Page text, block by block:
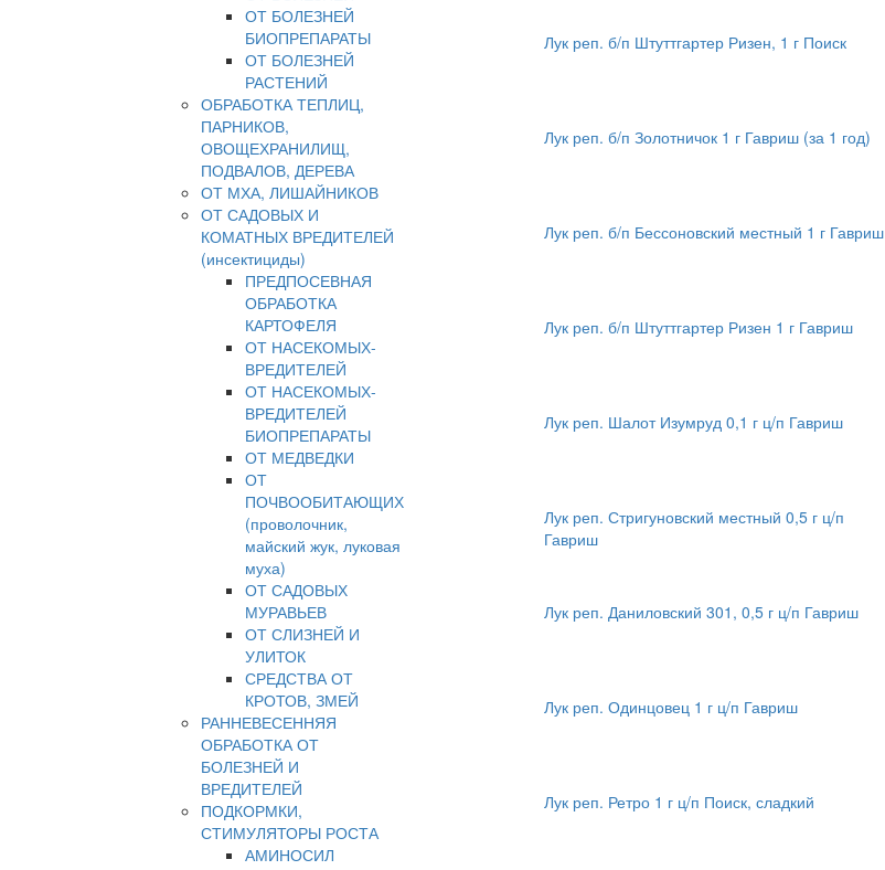
ОТ БОЛЕЗНЕЙ
БИОПРЕПАРАТЫ
ОТ БОЛЕЗНЕЙ
РАСТЕНИЙ
ОБРАБОТКА ТЕПЛИЦ,
ПАРНИКОВ,
ОВОЩЕХРАНИЛИЩ,
ПОДВАЛОВ, ДЕРЕВА
ОТ МХА, ЛИШАЙНИКОВ
ОТ САДОВЫХ И
КОМАТНЫХ ВРЕДИТЕЛЕЙ
(инсектициды)
ПРЕДПОСЕВНАЯ
ОБРАБОТКА
КАРТОФЕЛЯ
ОТ НАСЕКОМЫХ-
ВРЕДИТЕЛЕЙ
ОТ НАСЕКОМЫХ-
ВРЕДИТЕЛЕЙ
БИОПРЕПАРАТЫ
ОТ МЕДВЕДКИ
ОТ
ПОЧВООБИТАЮЩИХ
(проволочник,
майский жук, луковая
муха)
ОТ САДОВЫХ
МУРАВЬЕВ
ОТ СЛИЗНЕЙ И
УЛИТОК
СРЕДСТВА ОТ
КРОТОВ, ЗМЕЙ
РАННЕВЕСЕННЯЯ
ОБРАБОТКА ОТ
БОЛЕЗНЕЙ И
ВРЕДИТЕЛЕЙ
ПОДКОРМКИ,
СТИМУЛЯТОРЫ РОСТА
АМИНОСИЛ
Лук реп. б/п Штуттгартер Ризен, 1 г Поиск
Лук реп. б/п Золотничок 1 г Гавриш (за 1 год)
Лук реп. б/п Бессоновский местный 1 г Гавриш
Лук реп. б/п Штуттгартер Ризен 1 г Гавриш
Лук реп. Шалот Изумруд 0,1 г ц/п Гавриш
Лук реп. Стригуновский местный 0,5 г ц/п
Гавриш
Лук реп. Даниловский 301, 0,5 г ц/п Гавриш
Лук реп. Одинцовец 1 г ц/п Гавриш
Лук реп. Ретро 1 г ц/п Поиск, сладкий